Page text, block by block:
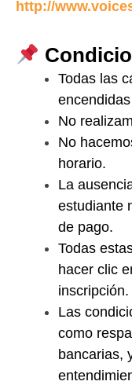
http://
Todas las
No
No
horario.
La
estudiante
de pago.
Todas
hacer clic
inscripción.
Las
como
bancarias,